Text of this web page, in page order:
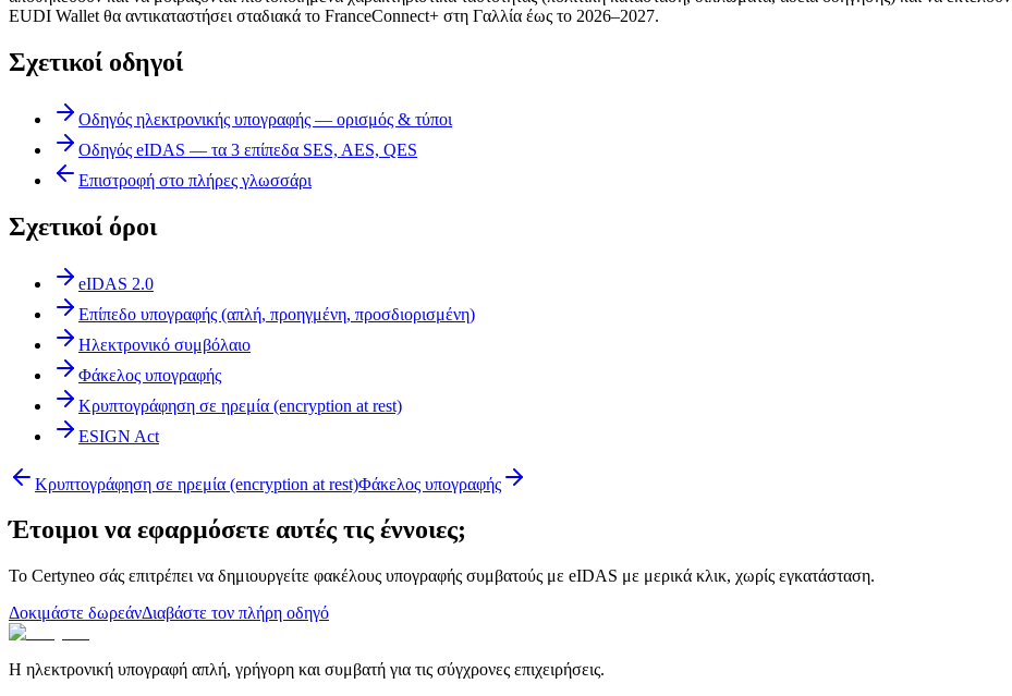
EUDI Wallet θα αντικαταστήσει σταδιακά το FranceConnect+ στη Γαλλία έως το 2026–2027.
Σχετικοί οδηγοί
Οδηγός ηλεκτρονικής υπογραφής — ορισμός & τύποι
Οδηγός eIDAS — τα 3 επίπεδα SES, AES, QES
Επιστροφή στο πλήρες γλωσσάρι
Σχετικοί όροι
eIDAS 2.0
Επίπεδο υπογραφής (απλή, προηγμένη, προσδιορισμένη)
Ηλεκτρονικό συμβόλαιο
Φάκελος υπογραφής
Κρυπτογράφηση σε ηρεμία (encryption at rest)
ESIGN Act
Κρυπτογράφηση σε ηρεμία (encryption at rest)Φάκελος υπογραφής
Έτοιμοι να εφαρμόσετε αυτές τις έννοιες;
Το Certyneo σάς επιτρέπει να δημιουργείτε φακέλους υπογραφής συμβατούς με eIDAS με μερικά κλικ, χωρίς εγκατάσταση.
Δοκιμάστε δωρεάνΔιαβάστε τον πλήρη οδηγό
Η ηλεκτρονική υπογραφή απλή, γρήγορη και συμβατή για τις σύγχρονες επιχειρήσεις.